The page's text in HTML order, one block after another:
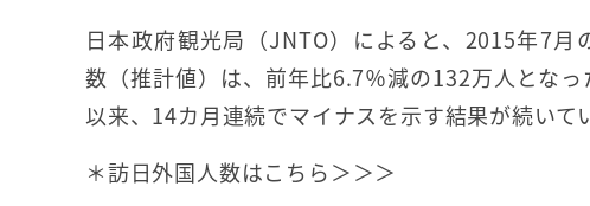
日本政府観光局（JNTO）によると、2015年7月
数（推計値）は、前年比6.7％減の132万人となっ
以来、14カ月連続でマイナスを示す結果が続いて
＊訪日外国人数はこちら＞＞＞